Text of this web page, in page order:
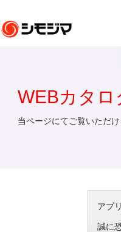
WEBカタロ
当ページにてご覧いただけ
アプ
誠に